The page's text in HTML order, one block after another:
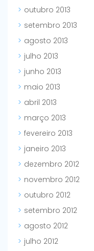
outubro 2013
setembro 2013
agosto 2013
julho 2013
junho 2013
maio 2013
abril 2013
março 2013
fevereiro 2013
janeiro 2013
dezembro 2012
novembro 2012
outubro 2012
setembro 2012
agosto 2012
julho 2012